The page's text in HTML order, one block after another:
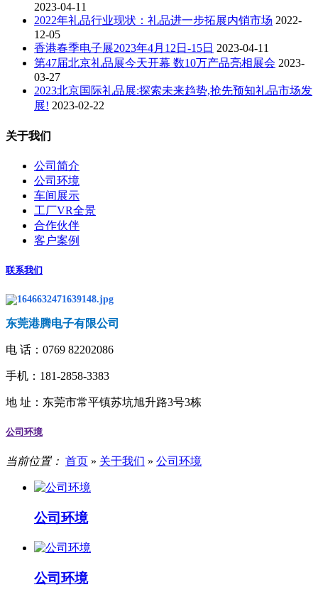
2023-04-11
2022年礼品行业现状：礼品进一步拓展内销市场 2022-
12-05
香港春季电子展2023年4月12日-15日 2023-04-11
第47届北京礼品展今天开幕 数10万产品亮相展会 2023-
03-27
2023北京国际礼品展:探索未来趋势,抢先预知礼品市场发
展! 2023-02-22
关于我们
公司简介
公司环境
车间展示
工厂VR全景
合作伙伴
客户案例
联系我们
东莞港腾电子有限公司
电 话： 0769 82202086
手机：181-2858-3383
地 址： 东莞市常平镇苏坑旭升路3号3栋
公司环境
当前位置： 首页 » 关于我们 » 公司环境
公司环境
公司环境